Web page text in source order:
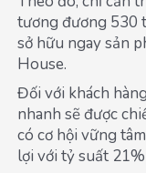
tương đương 530
sở hữu ngay sản
House.
Đối với khách
nhanh sẽ được
có cơ hội vững
lợi với tỷ suất